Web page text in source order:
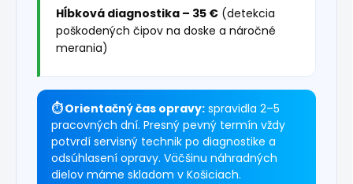
Hĺbková diagnostika – 35 € (detekcia
poškodených čipov na doske a náročné
merania)
⏱ Orientačný čas opravy: spravidla 2–5
pracovných dní. Presný pevný termín vždy
potvrdí servisný technik po diagnostike a
odsúhlasení opravy. Väčšinu náhradných
dielov máme skladom v Košiciach.